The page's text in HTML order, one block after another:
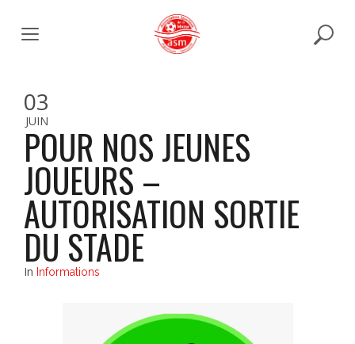
content
03
JUIN
POUR NOS JEUNES
JOUEURS –
AUTORISATION SORTIE
DU STADE
In Informations